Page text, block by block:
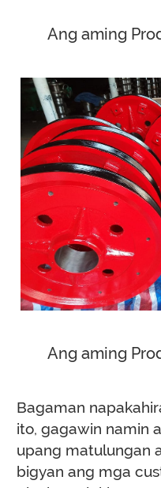
Ang aming
Ang aming
Bagaman
ito, gagawin namin
upang matulungan
bigyan ang mga